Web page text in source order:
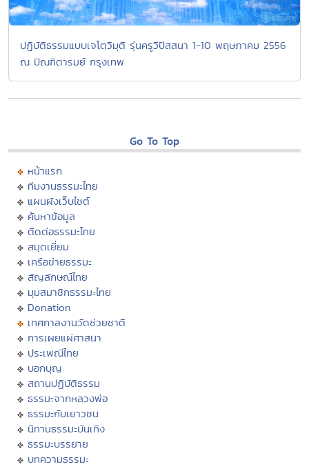
ปฏิบัติธรรมแบบเจโตวิมุติ รุ่นครูวิปัสสนา 1-10 พฤษภาคม 2556
ณ ปัณฑิตารมย์ กรุงเทพ
Go To Top
หน้าแรก
ทีมงานธรรมะไทย
แผนผังเว็บไซต์
ค้นหาข้อมูล
ติดต่อธรรมะไทย
สมุดเยี่ยม
เครือข่ายธรรมะ
สัญลักษณ์ไทย
มุมสมาชิกธรรมะไทย
Donation
เทศกาลงานวัดช่วยชาติ
การเผยแผ่ศาสนา
ประเพณีไทย
บอกบุญ
สถานปฏิบัติธรรม
ธรรมะจากหลวงพ่อ
ธรรมะกับเยาวชน
นิทานธรรมะบันเทิง
ธรรมะบรรยาย
บทความธรรมะ